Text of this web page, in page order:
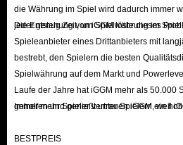
die Währung im Spiel wird dadurch immer
jeder genug Zeit, um Spielwährung im
Die Entstehung von iGGM löste dieses
Spieleanbieter eines Drittanbieters mit
bestrebt, den Spielern die besten
Spielwährung auf dem Markt und
Laufe der Jahre hat iGGM mehr als 50.000
geholfen und genießt unter Spielern ein
Immer mehr Spieler vertrauen iGGM, weil
BESTPREIS